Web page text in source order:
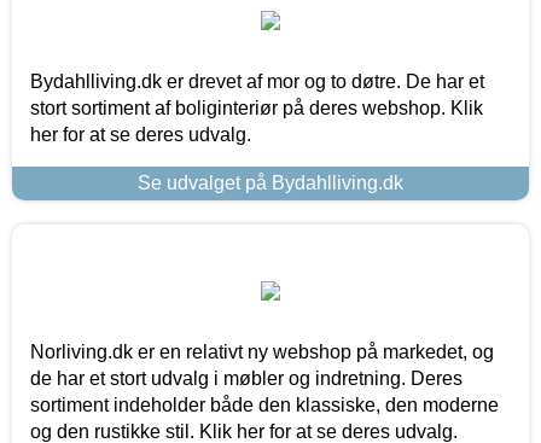
Bydahlliving.dk er drevet af mor og to døtre. De har et
stort sortiment af boliginteriør på deres webshop. Klik
her for at se deres udvalg.
Se udvalget på Bydahlliving.dk
Norliving.dk er en relativt ny webshop på markedet, og
de har et stort udvalg i møbler og indretning. Deres
sortiment indeholder både den klassiske, den moderne
og den rustikke stil. Klik her for at se deres udvalg.